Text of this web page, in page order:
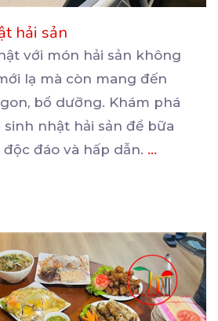
hải sản
với món hải sản không
lạ mà còn mang đến
bổ dưỡng. Khám phá
nhật hải sản để bữa
đáo và hấp dẫn. ...